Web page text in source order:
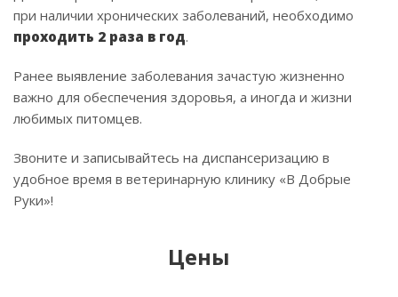
при наличии хронических заболеваний, необходимо
проходить 2 раза в год.
Ранее выявление заболевания зачастую жизненно
важно для обеспечения здоровья, а иногда и жизни
любимых питомцев.
Звоните и записывайтесь на диспансеризацию в
удобное время в ветеринарную клинику «В Добрые
Руки»!
Цены